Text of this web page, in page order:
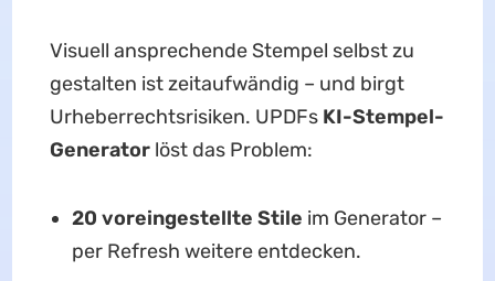
Visuell ansprechende Stempel selbst zu
gestalten ist zeitaufwändig – und birgt
Urheberrechtsrisiken. UPDFs KI-Stempel-
Generatorlöst das Problem:
20 voreingestellte Stile im Generator –
per Refresh weitere entdecken.